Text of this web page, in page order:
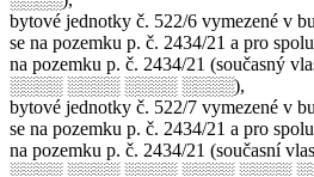
bytové jednotky č. 522/6 vymezené v
se na pozemku p. č. 2434/21 a pro
na pozemku p. č. 2434/21 (současný
░░░░ ░░░░ ░░░░ ░░░░),
bytové jednotky č. 522/7 vymezené v
se na pozemku p. č. 2434/21 a pro
na pozemku p. č. 2434/21 (současní
░░░░ ░░░░ ░░░░ ░░░░ ░░░░